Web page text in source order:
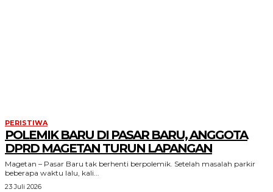
PERISTIWA
POLEMIK BARU DI PASAR BARU, ANGGOTA
DPRD MAGETAN TURUN LAPANGAN
Magetan – Pasar Baru tak berhenti berpolemik. Setelah masalah parkir
beberapa waktu lalu, kali...
23 Juli 2026